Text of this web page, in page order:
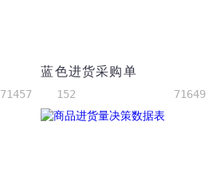
71457
蓝色进货采购单
152 71649